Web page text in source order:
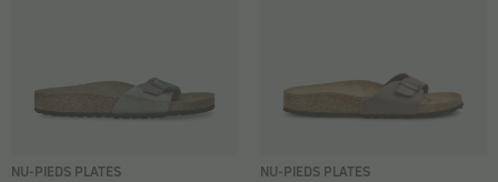
NU-PIEDS PLATES
NU-PIEDS PLATES